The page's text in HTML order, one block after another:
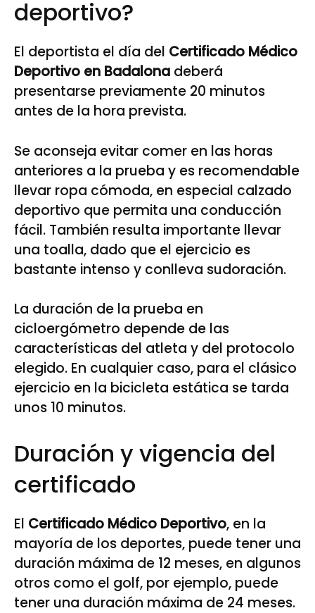
deportivo?
El deportista el día del Certificado Médico
Deportivo en Badalona deberá
presentarse previamente 20 minutos
antes de la hora prevista.
Se aconseja evitar comer en las horas
anteriores a la prueba y es recomendable
llevar ropa cómoda, en especial calzado
deportivo que permita una conducción
fácil. También resulta importante llevar
una toalla, dado que el ejercicio es
bastante intenso y conlleva sudoración.
La duración de la prueba en
cicloergómetro depende de las
características del atleta y del protocolo
elegido. En cualquier caso, para el clásico
ejercicio en la bicicleta estática se tarda
unos 10 minutos.
Duración y vigencia del
certificado
El Certificado Médico Deportivo, en la
mayoría de los deportes, puede tener una
duración máxima de 12 meses, en algunos
otros como el golf, por ejemplo, puede
tener una duración máxima de 24 meses.